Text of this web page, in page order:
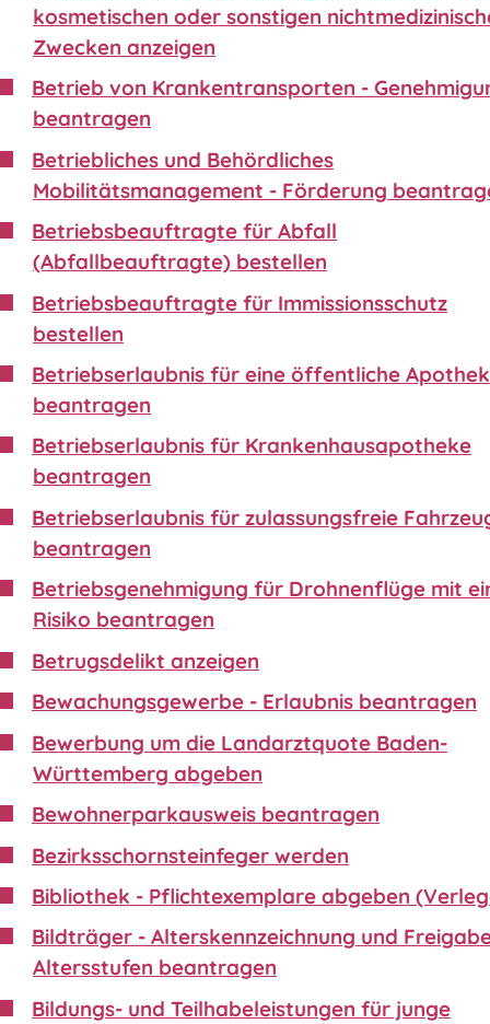
kosmetischen oder sonstigen
Zwecken anzeigen
Betrieb von Krankentransporten -
beantragen
Betriebliches und Behördliches
Mobilitätsmanagement - Förderung
Betriebsbeauftragte für Abfall
(Abfallbeauftragte) bestellen
Betriebsbeauftragte für Immissionsschutz
bestellen
Betriebserlaubnis für eine öffentliche
beantragen
Betriebserlaubnis für Krankenhausapotheke
beantragen
Betriebserlaubnis für zulassungsfreie
beantragen
Betriebsgenehmigung für Drohnenflüge mit
Risiko beantragen
Betrugsdelikt anzeigen
Bewachungsgewerbe - Erlaubnis beantragen
Bewerbung um die Landarztquote Baden-
Württemberg abgeben
Bewohnerparkausweis beantragen
Bezirksschornsteinfeger werden
Bibliothek - Pflichtexemplare abgeben
Bildträger - Alterskennzeichnung und
Altersstufen beantragen
Bildungs- und Teilhabeleistungen für junge